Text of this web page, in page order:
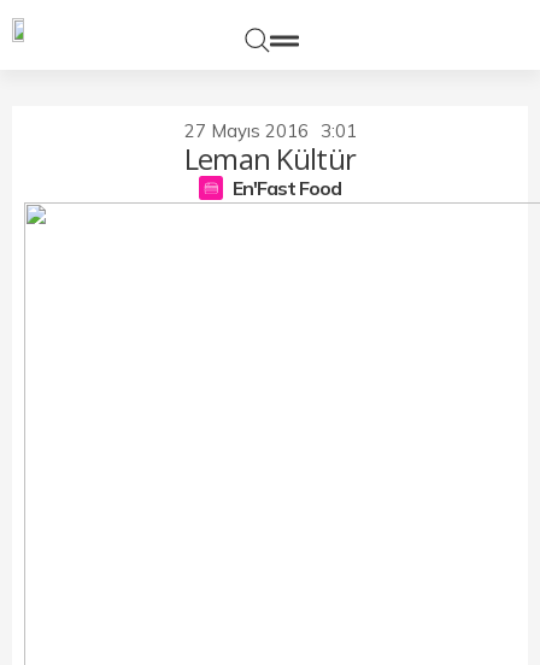
27 Mayıs 2016 3:01
Leman Kültür
En'Fast Food